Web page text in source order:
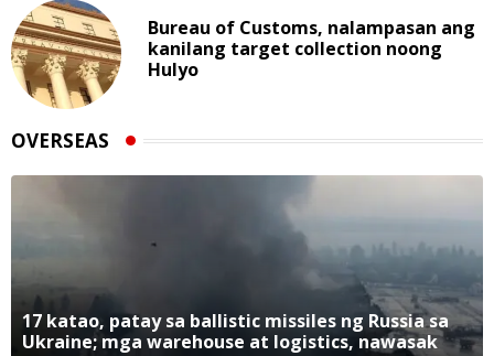
Bureau of Customs, nalampasan ang
kanilang target collection noong
Hulyo
OVERSEAS
17 katao, patay sa ballistic missiles ng Russia sa
Ukraine; mga warehouse at logistics, nawasak